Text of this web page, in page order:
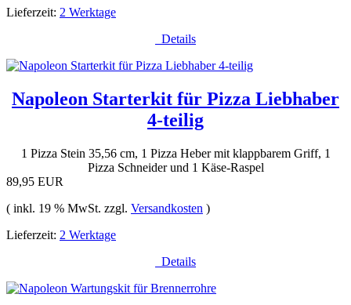
Lieferzeit: 2 Werktage
Details
Napoleon Starterkit für Pizza Liebhaber
4-teilig
1 Pizza Stein 35,56 cm, 1 Pizza Heber mit klappbarem Griff, 1
Pizza Schneider und 1 Käse-Raspel
89,95 EUR
( inkl. 19 % MwSt. zzgl. Versandkosten )
Lieferzeit: 2 Werktage
Details